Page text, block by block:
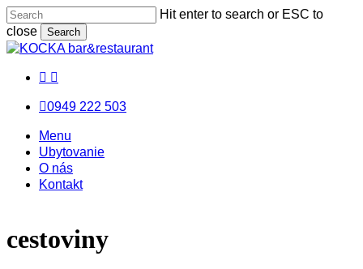
Skip
to
main
Hit enter to search or ESC to
close
Search
Close
facebook
messenger
email
0949 222 503
Menu
Menu
Menu
Ubytovanie
O nás
Kontakt
cestoviny